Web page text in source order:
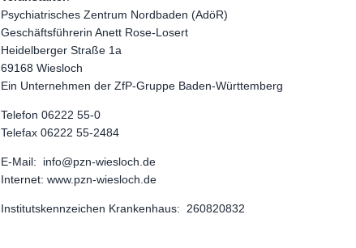
Psychiatrisches Zentrum Nordbaden (AdöR)
Geschäftsführerin Anett Rose-Losert
Heidelberger Straße 1a
69168 Wiesloch
Ein Unternehmen der ZfP-Gruppe Baden-Württemberg
Telefon 06222 55-0
Telefax 06222 55-2484
E-Mail: info@pzn-wiesloch.de
Internet: www.pzn-wiesloch.de
Institutskennzeichen Krankenhaus: 260820832